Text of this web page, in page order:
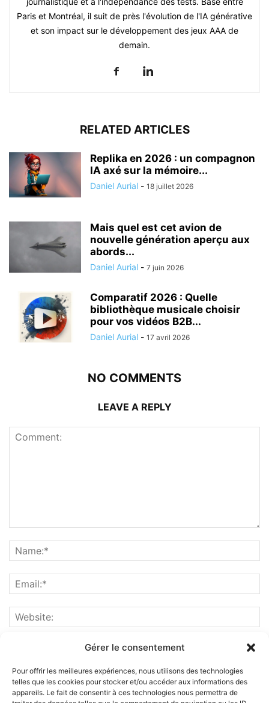
Gérer le consentement
Pour offrir les meilleures expériences, nous utilisons des technologies
telles que les cookies pour stocker et/ou accéder aux informations des
appareils. Le fait de consentir à ces technologies nous permettra de
Paris et Montréal, il suit de près l'évolution de l'IA générative
et son impact sur le développement des jeux AAA de
demain.
RELATED ARTICLES
Replika en 2026 : un compagnon
IA axé sur la mémoire...
Daniel Aurial - 18 juillet 2026
Mais quel est cet avion de
nouvelle génération aperçu aux
abords...
Daniel Aurial - 7 juin 2026
Comparatif 2026 : Quelle
bibliothèque musicale choisir
pour vos vidéos B2B...
Daniel Aurial - 17 avril 2026
NO COMMENTS
LEAVE A REPLY